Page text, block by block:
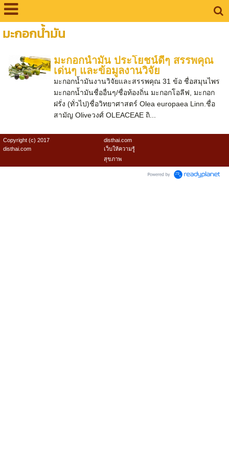
มะกอกน้ำมัน
มะกอกน้ำมัน ประโยชน์ดีๆ สรรพคุณ
เด่นๆ และข้อมูลงานวิจัย
มะกอกน้ำมันงานวิจัยและสรรพคุณ 31 ข้อ ชื่อสมุนไพร
มะกอกน้ำมันชื่ออื่นๆ/ชื่อท้องถิ่น มะกอกโอลีฟ, มะกอก
ฝรั่ง (ทั่วไป)ชื่อวิทยาศาสตร์ Olea europaea Linn.ชื่อ
สามัญ Oliveวงศ์ OLEACEAE ถิ...
Copyright (c) 2017
disthai.com
disthai.com
เว็บให้ความรู้
สุขภาพ